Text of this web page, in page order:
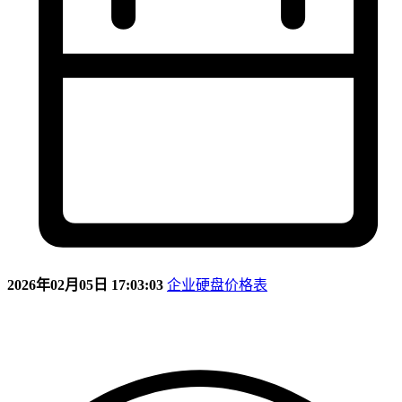
2026年02月05日 17:03:03 企业硬盘价格表